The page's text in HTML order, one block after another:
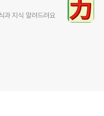
과 지식 알려드려요